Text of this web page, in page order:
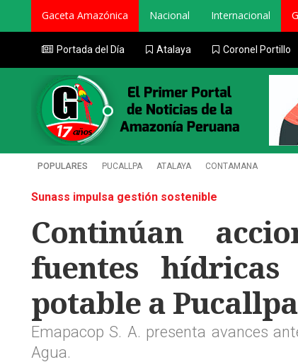
Gaceta Amazónica Nacional Internacional
Portada del Día Atalaya Coronel Portillo
POPULARES PUCALLPA ATALAYA CONTAMANA
Sunass impulsa gestión sostenible
Continúan
fuentes hídricas
potable a Pucallpa
Emapacop S. A. presenta avances
Agua.